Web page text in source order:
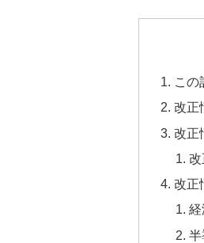
この
改正
改正
改
改正